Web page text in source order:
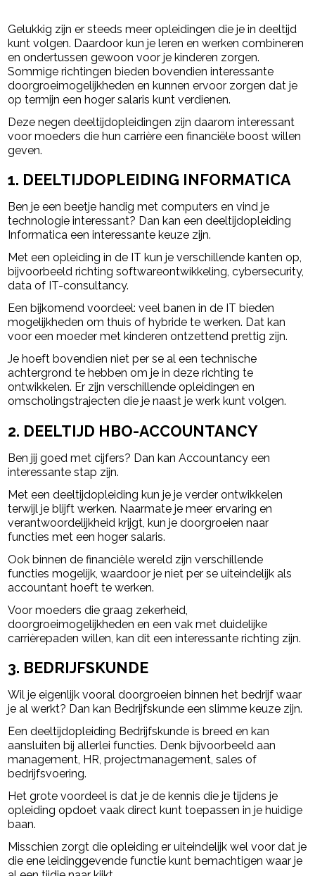
Gelukkig zijn er steeds meer opleidingen die je in deeltijd
kunt volgen. Daardoor kun je leren en werken combineren
en ondertussen gewoon voor je kinderen zorgen.
Sommige richtingen bieden bovendien interessante
doorgroeimogelijkheden en kunnen ervoor zorgen dat je
op termijn een hoger salaris kunt verdienen.
Deze negen deeltijdopleidingen zijn daarom interessant
voor moeders die hun carrière een financiële boost willen
geven.
1. DEELTIJDOPLEIDING INFORMATICA
Ben je een beetje handig met computers en vind je
technologie interessant? Dan kan een deeltijdopleiding
Informatica een interessante keuze zijn.
Met een opleiding in de IT kun je verschillende kanten op,
bijvoorbeeld richting softwareontwikkeling, cybersecurity,
data of IT-consultancy.
Een bijkomend voordeel: veel banen in de IT bieden
mogelijkheden om thuis of hybride te werken. Dat kan
voor een moeder met kinderen ontzettend prettig zijn.
Je hoeft bovendien niet per se al een technische
achtergrond te hebben om je in deze richting te
ontwikkelen. Er zijn verschillende opleidingen en
omscholingstrajecten die je naast je werk kunt volgen.
2. DEELTIJD HBO-ACCOUNTANCY
Ben jij goed met cijfers? Dan kan Accountancy een
interessante stap zijn.
Met een deeltijdopleiding kun je je verder ontwikkelen
terwijl je blijft werken. Naarmate je meer ervaring en
verantwoordelijkheid krijgt, kun je doorgroeien naar
functies met een hoger salaris.
Ook binnen de financiële wereld zijn verschillende
functies mogelijk, waardoor je niet per se uiteindelijk als
accountant hoeft te werken.
Voor moeders die graag zekerheid,
doorgroeimogelijkheden en een vak met duidelijke
carrièrepaden willen, kan dit een interessante richting zijn.
3. BEDRIJFSKUNDE
Wil je eigenlijk vooral doorgroeien binnen het bedrijf waar
je al werkt? Dan kan Bedrijfskunde een slimme keuze zijn.
Een deeltijdopleiding Bedrijfskunde is breed en kan
aansluiten bij allerlei functies. Denk bijvoorbeeld aan
management, HR, projectmanagement, sales of
bedrijfsvoering.
Het grote voordeel is dat je de kennis die je tijdens je
opleiding opdoet vaak direct kunt toepassen in je huidige
baan.
Misschien zorgt die opleiding er uiteindelijk wel voor dat je
die ene leidinggevende functie kunt bemachtigen waar je